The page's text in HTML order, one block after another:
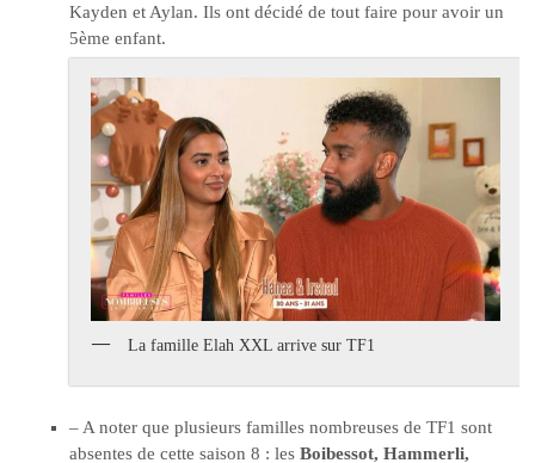
Kayden et Aylan. Ils ont décidé de tout faire pour avoir un
5ème enfant.
La famille Elah XXL arrive sur TF1
– A noter que plusieurs familles nombreuses de TF1 sont
absentes de cette saison 8 : lesBoibessot, Hammerli,